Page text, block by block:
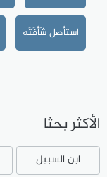
استأصل شَأْفَتَه
الأكثر بحثا
ابن السبيل